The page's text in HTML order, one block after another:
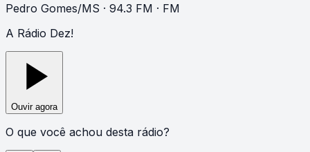
Pedro Gomes/MS · 94.3 FM · FM
A Rádio Dez!
Ouvir agora
O que você achou desta rádio?